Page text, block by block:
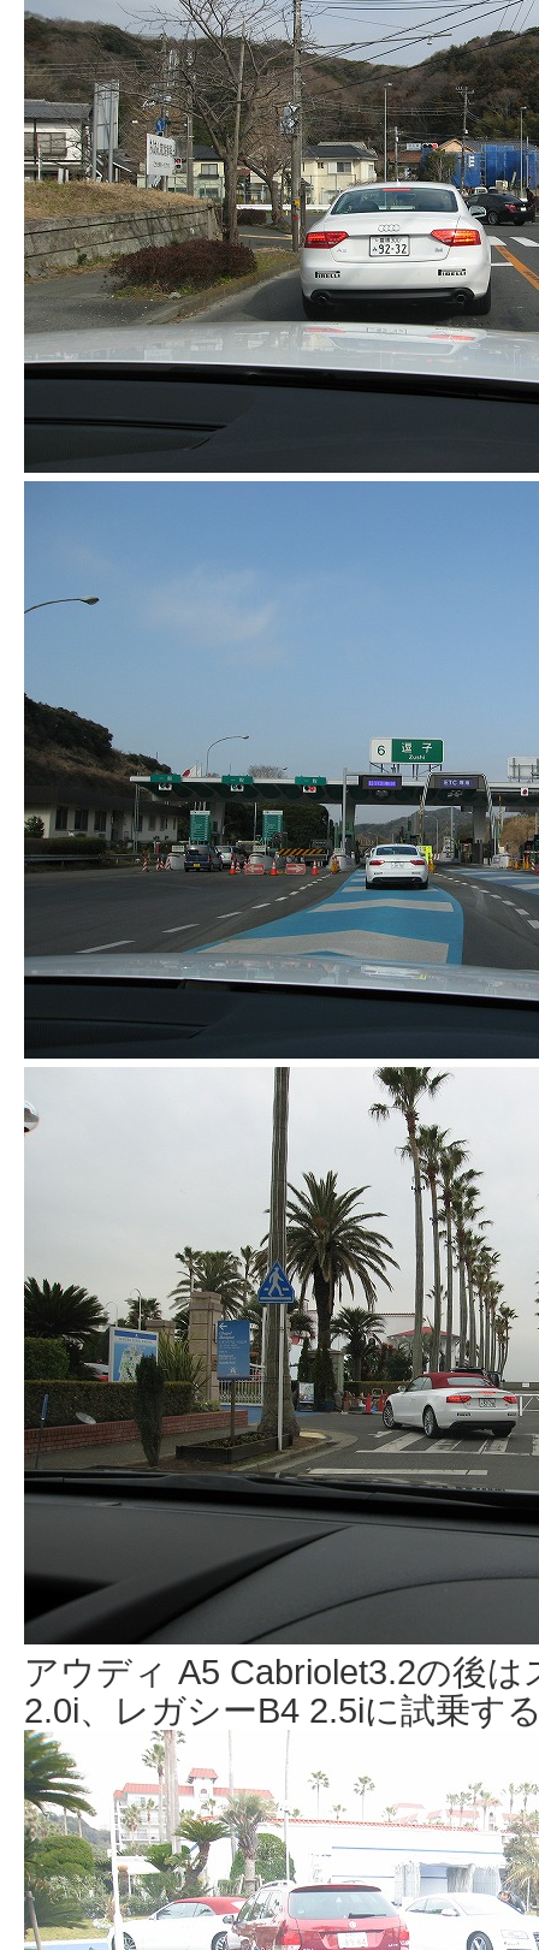
アウディ A5 Cabriolet3.2の後
2.0i、レガシーB4 2.5iに試乗す